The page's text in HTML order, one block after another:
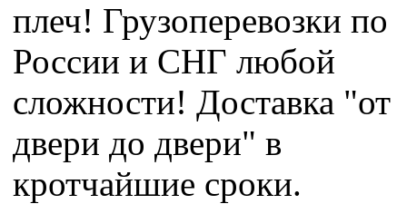
плеч! Грузоперевозки по
России и СНГ любой
сложности! Доставка "от
двери до двери" в
кротчайшие сроки.